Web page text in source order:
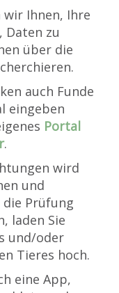
Ihnen, Ihre
Daten zu
über die
auch Funde
eingeben
Portal
.
wird
und
Prüfung
laden Sie
und/oder
Tieres hoch.
eine App,